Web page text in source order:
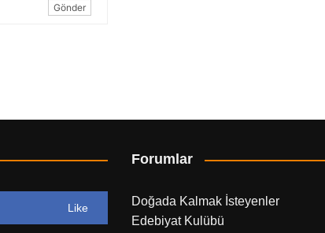
Gönder
Like
Forumlar
Doğada Kalmak İsteyenler
Edebiyat Kulübü